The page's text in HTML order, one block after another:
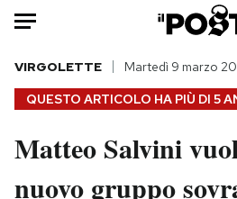
HOME
Italia
QUESTO ARTICOLO HA PIÙ DI 5
VIRGOLETTE Martedì 9 marzo
Matteo Salvini
nuovo gruppo